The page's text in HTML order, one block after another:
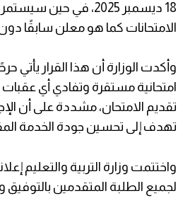
18 ديسمبر 2025، في حين
الامتحانات كما هو معلن سابقًا
وأكدت الوزارة أن هذا القرار يأتي
امتحانية مستقرة وتفادي أي
تقديم الامتحان، مشددة على أن
تهدف إلى تحسين جودة الخدمة
واختتمت وزارة التربية والتعليم
لجميع الطلبة المتقدمين بالتوفيق